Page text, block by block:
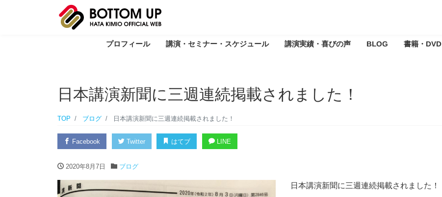
プロフィール 講演・セミナー・スケジュール 講演実績・喜びの声 BLOG 書籍・DVD
日本講演新聞に三週連続掲載されました！
TOP ブログ 日本講演新聞に三週連続掲載されました！
Facebook Twitter はてブ LINE
2020年8月7日 ブログ
日本講演新聞に三週連続掲載されました！